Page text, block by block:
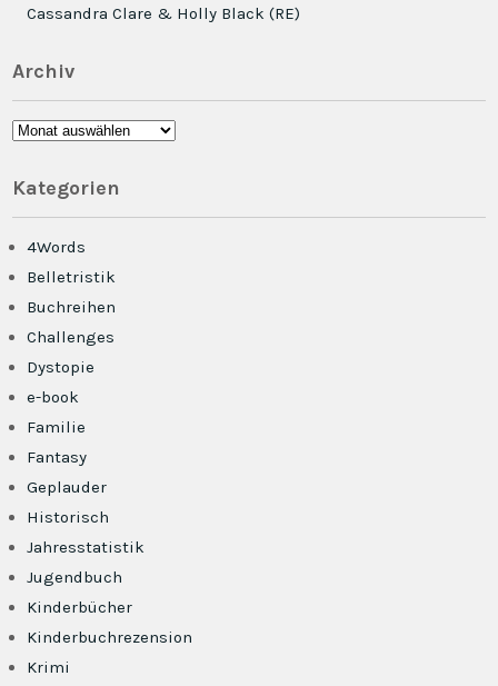
Cassandra Clare & Holly Black (RE)
Archiv
Archiv
Kategorien
4Words
Belletristik
Buchreihen
Challenges
Dystopie
e-book
Familie
Fantasy
Geplauder
Historisch
Jahresstatistik
Jugendbuch
Kinderbücher
Kinderbuchrezension
Krimi